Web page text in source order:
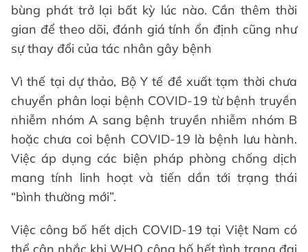
bùng phát trở lại bất kỳ lúc nào. Cần thêm thời
gian để theo dõi, đánh giá tính ổn định cũng như
sự thay đổi của tác nhân gây bệnh
Vì thế tại dự thảo, Bộ Y tế đề xuất tạm thời chưa
chuyển phân loại bệnh COVID-19 từ bệnh truyền
nhiễm nhóm A sang bệnh truyền nhiễm nhóm B
hoặc chưa coi bệnh COVID-19 là bệnh lưu hành.
Việc áp dụng các biện pháp phòng chống dịch
mang tính linh hoạt và tiến dần tới trạng thái
“bình thường mới”.
Việc công bố hết dịch COVID-19 tại Việt Nam có